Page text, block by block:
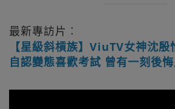
最新專訪片︰
【星級斜槓族】ViuTV女神沈
自認變態喜歡考試 曾有一刻後悔